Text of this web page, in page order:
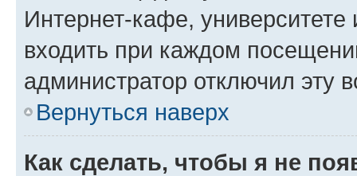
Интернет-кафе, университете
входить при каждом
администратор отключил эту
Вернуться наверх
Как сделать, чтобы я не